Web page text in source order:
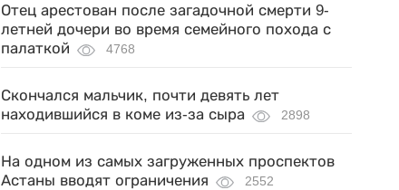
Отец арестован после загадочной смерти 9-
летней дочери во время семейного похода с
палаткой
4768
Скончался мальчик, почти девять лет
находившийся в коме из-за сыра
2898
На одном из самых загруженных проспектов
Астаны вводят ограничения
2552